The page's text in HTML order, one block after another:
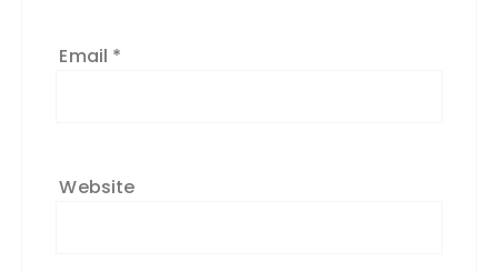
Email *
Website